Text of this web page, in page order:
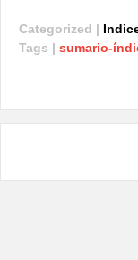
Categorized |
Tags | sumario-